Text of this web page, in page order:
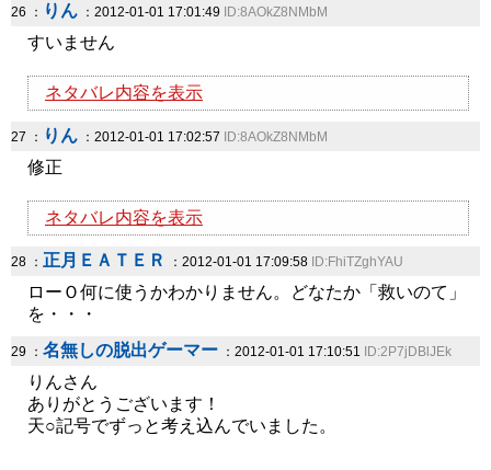
26 ： りん ：2012-01-01 17:01:49 ID:8AOkZ8NMbM
すいません
ネタバレ内容を表示
27 ： りん ：2012-01-01 17:02:57 ID:8AOkZ8NMbM
修正
ネタバレ内容を表示
28 ： 正月ＥＡＴＥＲ ：2012-01-01 17:09:58 ID:FhiTZghYAU
ローＯ何に使うかわかりません。どなたか「救いのて」
を・・・
29 ： 名無しの脱出ゲーマー ：2012-01-01 17:10:51 ID:2P7jDBlJEk
りんさん
ありがとうございます！
天○記号でずっと考え込んでいました。